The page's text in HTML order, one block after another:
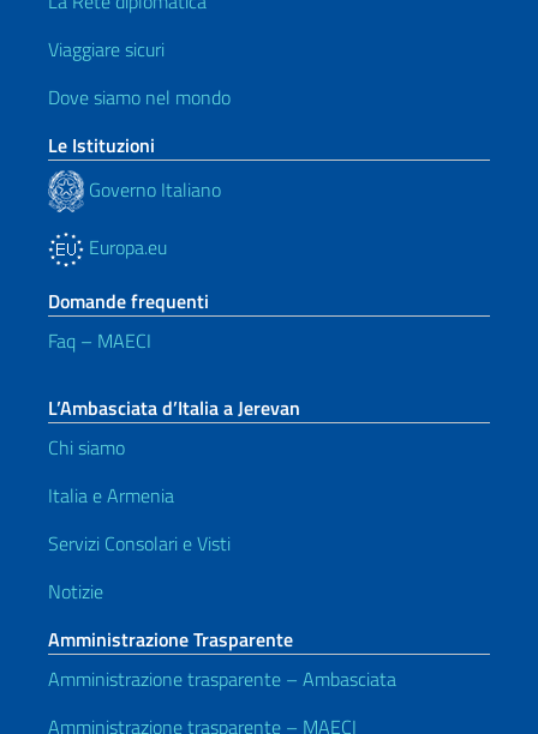
Viaggiare sicuri
Dove siamo nel mondo
Le Istituzioni
Governo Italiano
Europa.eu
Domande frequenti
Faq – MAECI
L’Ambasciata d’Italia a Jerevan
Chi siamo
Italia e Armenia
Servizi Consolari e Visti
Notizie
Amministrazione Trasparente
Amministrazione trasparente – Ambasciata
Amministrazione trasparente – MAECI